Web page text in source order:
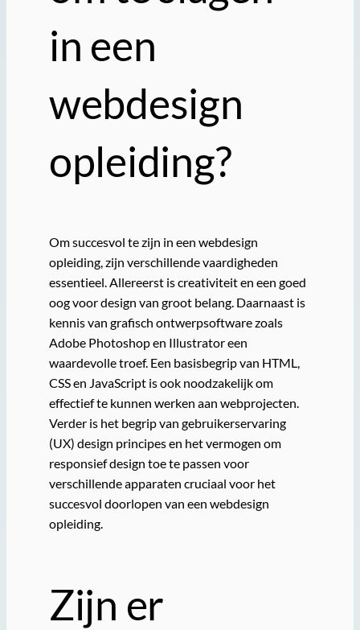
in een
webdesign
opleiding?
Om succesvol te zijn in een webdesign
opleiding, zijn verschillende vaardigheden
essentieel. Allereerst is creativiteit en een goed
oog voor design van groot belang. Daarnaast is
kennis van grafisch ontwerpsoftware zoals
Adobe Photoshop en Illustrator een
waardevolle troef. Een basisbegrip van HTML,
CSS en JavaScript is ook noodzakelijk om
effectief te kunnen werken aan webprojecten.
Verder is het begrip van gebruikerservaring
(UX) design principes en het vermogen om
responsief design toe te passen voor
verschillende apparaten cruciaal voor het
succesvol doorlopen van een webdesign
opleiding.
Zijn er